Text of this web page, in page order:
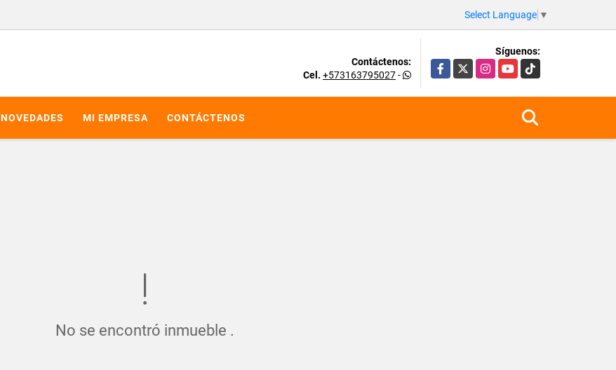
Select Language ▼
Contáctenos:
Cel. +573163795027-
Síguenos:
Facebook
X InstagramYouTubeTikTok
NOVEDADES MI EMPRESA CONTÁCTENOS
No se encontró inmueble .